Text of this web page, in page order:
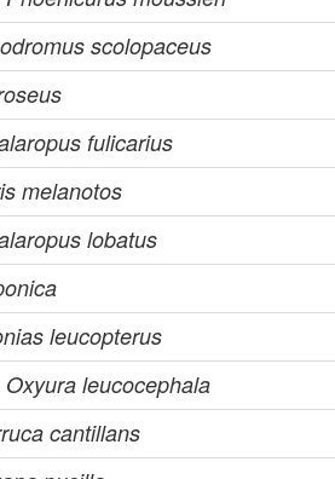
scolopaceus
fulicarius
melanotos
lobatus
leucopterus
Oxyura leucocephala
cantillans